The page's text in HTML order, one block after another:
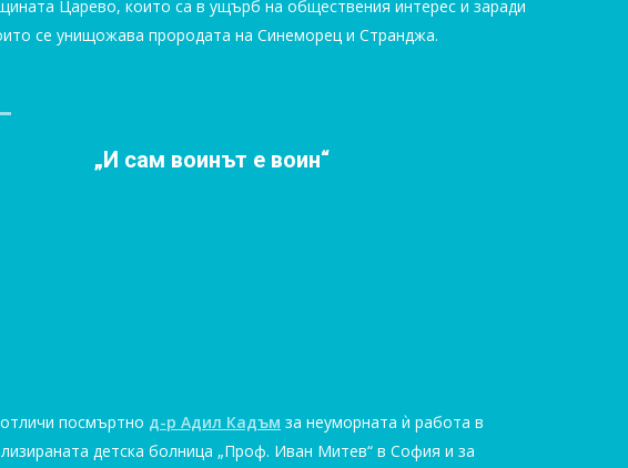
Царево, които са в ущърб на обществения интерес и заради
се унищожава прородата на Синеморец и Странджа.
„И сам воинът е воин“
посмъртно д-р Адил Кадъм за неуморната ѝ работа в
детска болница „Проф. Иван Митев“ в София и за